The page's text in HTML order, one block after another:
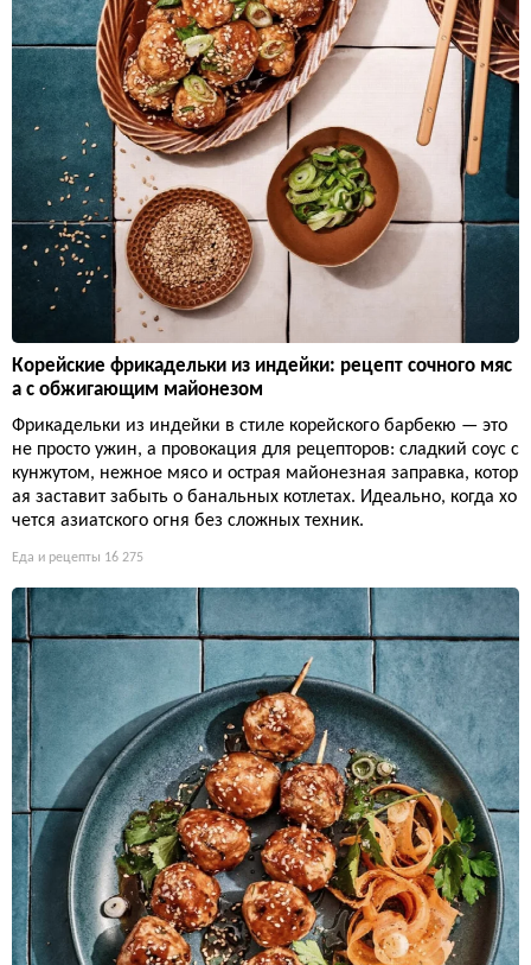
Корейские фрикадельки из индейки: рецепт сочного мяс
а с обжигающим майонезом
Фрикадельки из индейки в стиле корейского барбекю — это
не просто ужин, а провокация для рецепторов: сладкий соус с
кунжутом, нежное мясо и острая майонезная заправка, котор
ая заставит забыть о банальных котлетах. Идеально, когда хо
чется азиатского огня без сложных техник.
Еда и рецепты 16 275